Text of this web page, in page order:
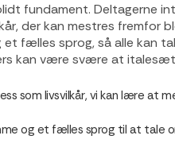
fundament. Deltagerne
der kan mestres fremfor
fælles sprog, så alle kan
kan være svære at
som livsvilkår, vi kan lære at
og et fælles sprog til at tale